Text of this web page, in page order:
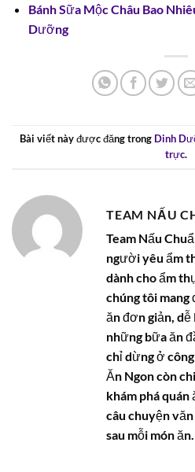
Bánh Sữa Mộc Châu Bao
Dưỡng
Bài viết này được đăng trong Dinh
trực.
TEAM NẤU
Team Nấu
người yêu ẩm
dành cho ẩm
chúng tôi mang
ăn đơn giản, dễ
những bữa ăn
chỉ dừng ở
Ăn Ngon còn
khám phá quán
câu chuyện
sau mỗi món ăn.